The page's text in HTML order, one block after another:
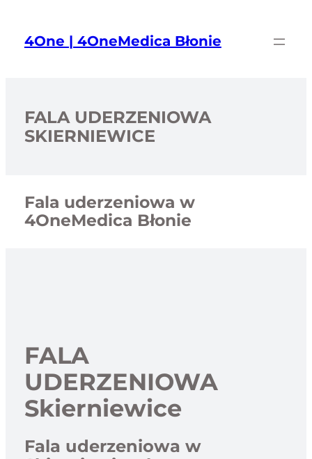
treści4One | 4OneMedica Błonie
FALA UDERZENIOWA
SKIERNIEWICE
Fala uderzeniowa w
4OneMedica Błonie
FALA
UDERZENIOWA
Skierniewice
Fala uderzeniowa w